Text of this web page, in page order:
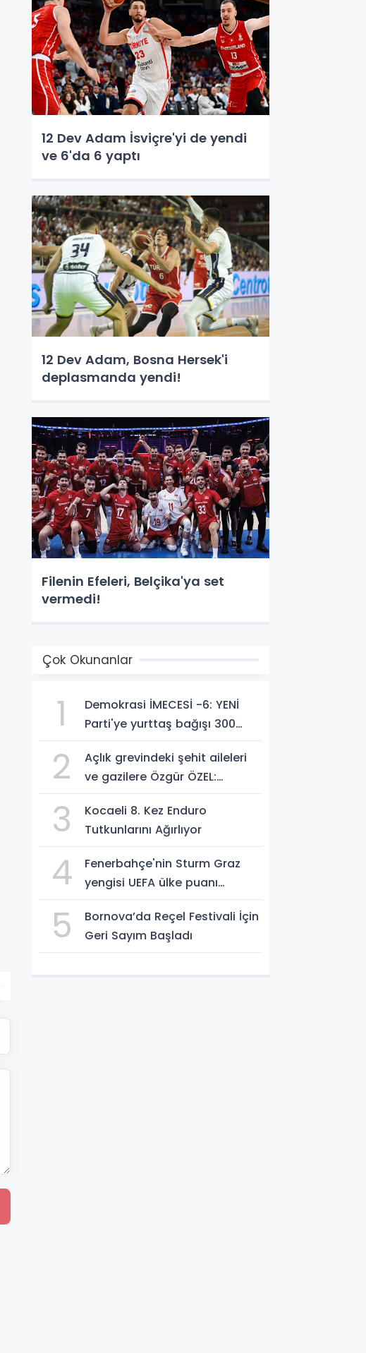
12 Dev Adam İsviçre'yi de yendi
ve 6'da 6 yaptı
12 Dev Adam, Bosna Hersek'i
deplasmanda yendi!
Filenin Efeleri, Belçika'ya set
vermedi!
Çok Okunanlar
1
Demokrasi İMECESİ -6: YENİ
Parti'ye yurttaş bağışı 300
2
Açlık grevindeki şehit aileleri
ve gazilere Özgür ÖZEL:
yanınızdayız'
3
Kocaeli 8. Kez Enduro
Tutkunlarını Ağırlıyor
4
Fenerbahçe'nin Sturm Graz
yengisi UEFA ülke puanı
5
Bornova’da Reçel Festivali İçin
Geri Sayım Başladı